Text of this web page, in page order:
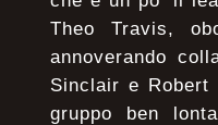
Theo Travis,
annoverando
Sinclair e
gruppo ben